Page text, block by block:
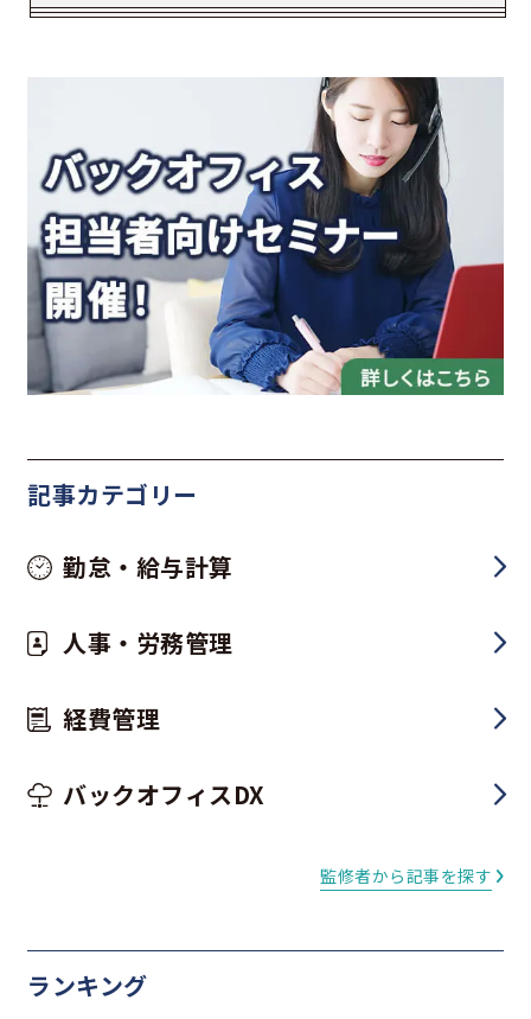
記事カテゴリー
勤怠・給与計算
人事・労務管理
経費管理
バックオフィスDX
監修者から記事を探す
ランキング